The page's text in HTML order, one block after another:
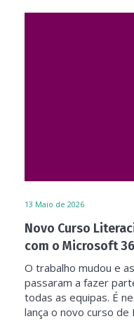
13 Maio de 2026
Novo Curso
com o Microsoft
O trabalho mudou e
passaram a fazer
todas as equipas. É
lança o novo curso de